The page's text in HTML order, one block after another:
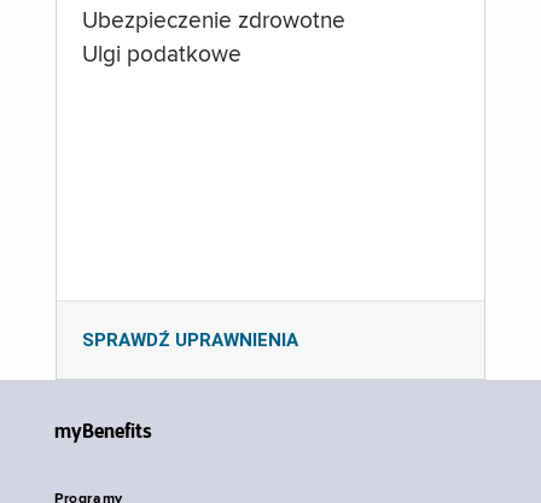
Ubezpieczenie zdrowotne
Ulgi podatkowe
SPRAWDŹ UPRAWNIENIA
myBenefits
Programy